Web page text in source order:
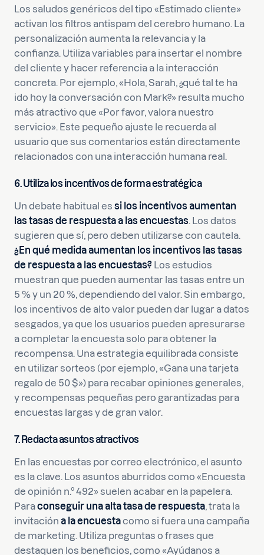
Los saludos genéricos del tipo «Estimado cliente»
activan los filtros antispam del cerebro humano. La
personalización aumenta la relevancia y la
confianza. Utiliza variables para insertar el nombre
del cliente y hacer referencia a la interacción
concreta. Por ejemplo, «Hola, Sarah, ¿qué tal te ha
ido hoy la conversación con Mark?» resulta mucho
más atractivo que «Por favor, valora nuestro
servicio». Este pequeño ajuste le recuerda al
usuario que sus comentarios están directamente
relacionados con una interacción humana real.
6. Utiliza los incentivos de forma estratégica
Un debate habitual es si los incentivos aumentan
las tasas de respuesta a las encuestas. Los datos
sugieren que sí, pero deben utilizarse con cautela.
¿En qué medida aumentan los incentivos las tasas
de respuesta a las encuestas? Los estudios
muestran que pueden aumentar las tasas entre un
5 % y un 20 %, dependiendo del valor. Sin embargo,
los incentivos de alto valor pueden dar lugar a datos
sesgados, ya que los usuarios pueden apresurarse
a completar la encuesta solo para obtener la
recompensa. Una estrategia equilibrada consiste
en utilizar sorteos (por ejemplo, «Gana una tarjeta
regalo de 50 $») para recabar opiniones generales,
y recompensas pequeñas pero garantizadas para
encuestas largas y de gran valor.
7. Redacta asuntos atractivos
En las encuestas por correo electrónico, el asunto
es la clave. Los asuntos aburridos como «Encuesta
de opinión n.º 492» suelen acabar en la papelera.
Paraconseguir una alta tasa de respuesta, trata la
invitación a la encuestacomo si fuera una campaña
de marketing. Utiliza preguntas o frases que
destaquen los beneficios, como «Ayúdanos a